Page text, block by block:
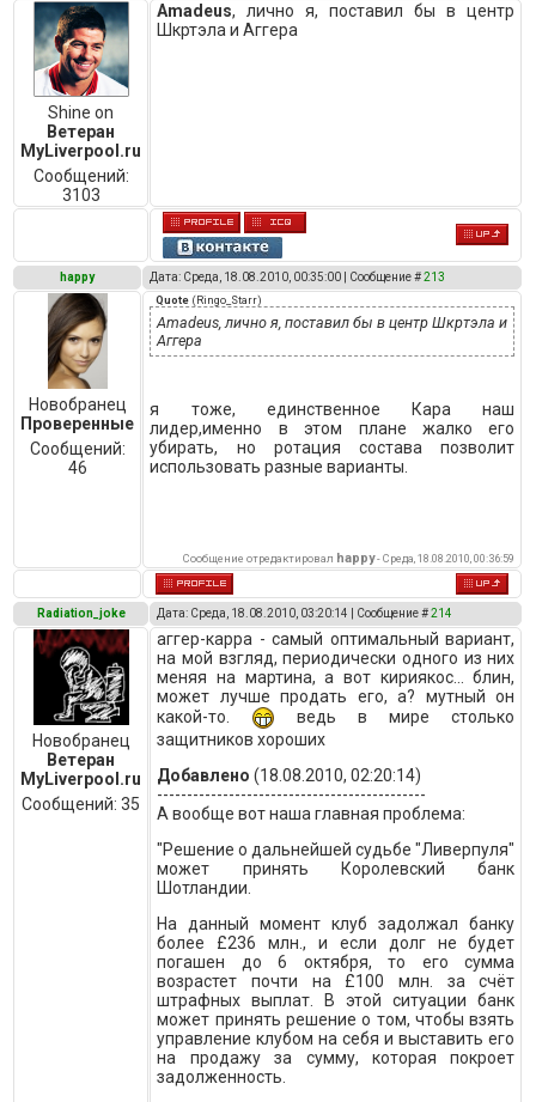
Shine on
Ветеран
MyLiverpool.ru
Сообщений:
3103
Amadeus, лично я, поставил бы в центр
Шкртэла и Аггера
happy Дата: Среда, 18.08.2010, 00:35:00 | Сообщение #213
Новобранец
Проверенные
Сообщений:
46
Quote (Ringo_Starr)
Amadeus, лично я, поставил бы в центр Шкртэла и
Аггера
я тоже, единственное Кара наш
лидер,именно в этом плане жалко его
убирать, но ротация состава позволит
использовать разные варианты.
Сообщение отредактировал happy-Среда, 18.08.2010, 00:36:59
Radiation_joke Дата: Среда, 18.08.2010, 03:20:14 | Сообщение #214
Новобранец
Ветеран
MyLiverpool.ru
Сообщений:35
аггер-карра - самый оптимальный вариант,
на мой взгляд, периодически одного из них
меняя на мартина, а вот кириякос... блин,
может лучше продать его, а? мутный он
какой-то.
ведь в мире столько
защитников хороших
Добавлено (18.08.2010, 02:20:14)
---------------------------------------------
А вообще вот наша главная проблема:
"Решение о дальнейшей судьбе "Ливерпуля"
может принять Королевский банк
Шотландии.
На данный момент клуб задолжал банку
более £236 млн., и если долг не будет
погашен до 6 октября, то его сумма
возрастет почти на £100 млн. за счёт
штрафных выплат. В этой ситуации банк
может принять решение о том, чтобы взять
управление клубом на себя и выставить его
на продажу за сумму, которая покроет
задолженность.